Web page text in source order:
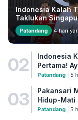
Indonesia Kalah
Taklukan
Patandang 4 hari
02
Indonesia
Pertama!
Patandang | 5
03
Pakansari
Hidup-Mati
Patandang | 5